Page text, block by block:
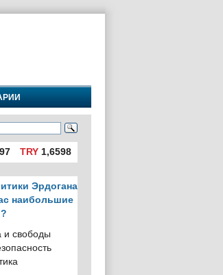
TRY1,6598
Эрдогана
наибольшие
и свободы